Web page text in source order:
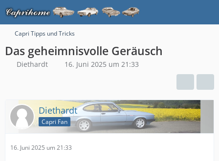
Capri Tipps und Tricks
Das geheimnisvolle Geräusch
Diethardt 16. Juni 2025 um 21:33
Diethardt
Capri Fan
16. Juni 2025 um 21:33